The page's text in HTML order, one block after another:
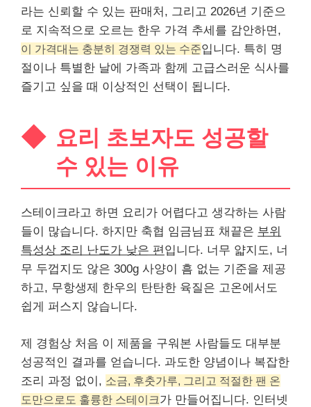
라는 신뢰할 수 있는 판매처, 그리고 2026년 기준으
로 지속적으로 오르는 한우 가격 추세를 감안하면,
이 가격대는 충분히 경쟁력 있는 수준입니다. 특히 명
절이나 특별한 날에 가족과 함께 고급스러운 식사를
즐기고 싶을 때 이상적인 선택이 됩니다.
요리 초보자도 성공할
수 있는 이유
스테이크라고 하면 요리가 어렵다고 생각하는 사람
들이 많습니다. 하지만 축협 임금님표 채끝은 부위
특성상 조리 난도가 낮은 편입니다. 너무 얇지도, 너
무 두껍지도 않은 300g 사양이 흠 없는 기준을 제공
하고, 무항생제 한우의 탄탄한 육질은 고온에서도
쉽게 퍼스지 않습니다.
제 경험상 처음 이 제품을 구워본 사람들도 대부분
성공적인 결과를 얻습니다. 과도한 양념이나 복잡한
조리 과정 없이, 소금, 후춧가루, 그리고 적절한 팬 온
도만으로도 훌륭한 스테이크가 만들어집니다. 인터넷